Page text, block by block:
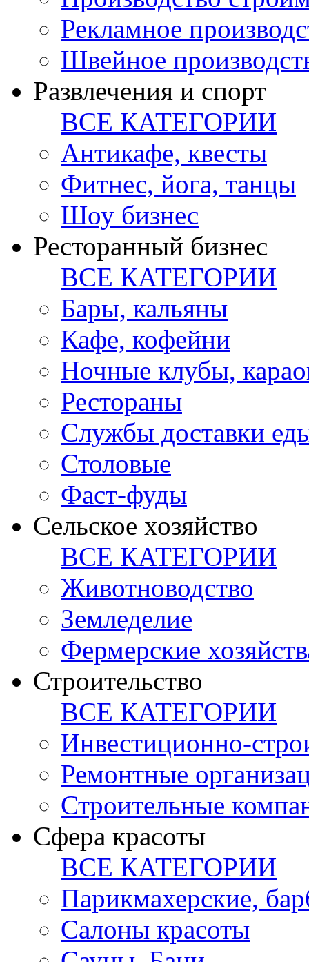
Рекламное
Швейное
Развлечения и спорт
ВСЕ КАТЕГОРИИ
Антикафе, квесты
Фитнес, йога, танцы
Шоу бизнес
Ресторанный бизнес
ВСЕ КАТЕГОРИИ
Бары, кальяны
Кафе, кофейни
Ночные клубы,
Рестораны
Службы доставки
Столовые
Фаст-фуды
Сельское хозяйство
ВСЕ КАТЕГОРИИ
Животноводство
Земледелие
Фермерские
Строительство
ВСЕ КАТЕГОРИИ
Инвестиционно-
Ремонтные
Строительные
Сфера красоты
ВСЕ КАТЕГОРИИ
Парикмахерские,
Салоны красоты